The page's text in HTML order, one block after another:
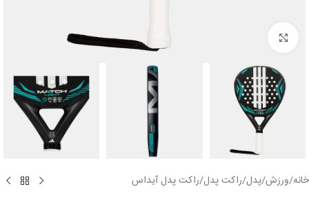
خانه/ورزش/پدل/راکت پدل/راکت پدل آیداس